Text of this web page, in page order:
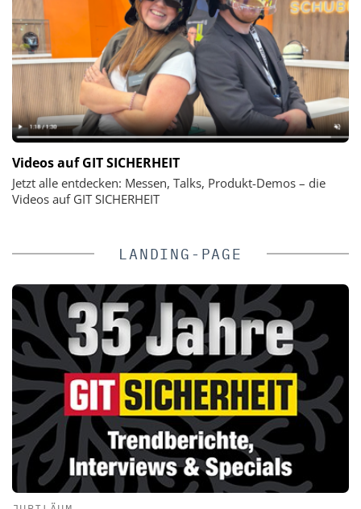
Videos auf GIT SICHERHEIT
Jetzt alle entdecken: Messen, Talks, Produkt-Demos – die
Videos auf GIT SICHERHEIT
LANDING-PAGE